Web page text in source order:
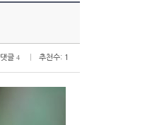
댓글 4 추천수: 1